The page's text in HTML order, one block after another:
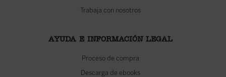
Trabaja con nosotros
AYUDA E INFORMACIÓN LEGAL
Proceso de compra
Descarga de ebooks